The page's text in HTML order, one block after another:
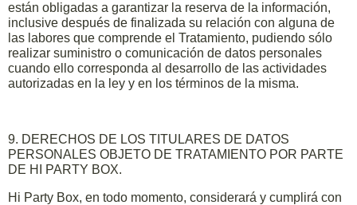
están obligadas a garantizar la reserva de la información,
inclusive después de finalizada su relación con alguna de
las labores que comprende el Tratamiento, pudiendo sólo
realizar suministro o comunicación de datos personales
cuando ello corresponda al desarrollo de las actividades
autorizadas en la ley y en los términos de la misma.
9. DERECHOS DE LOS TITULARES DE DATOS
PERSONALES OBJETO DE TRATAMIENTO POR PARTE
DE HI PARTY BOX.
Hi Party Box, en todo momento, considerará y cumplirá con